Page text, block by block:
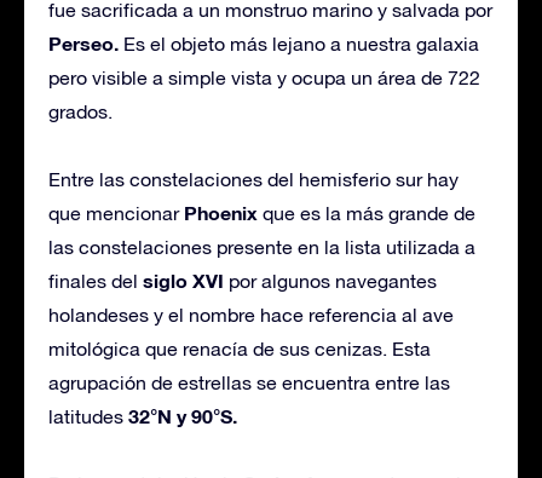
fue sacrificada a un monstruo marino y salvada por
Perseo. Es el objeto más lejano a nuestra galaxia
pero visible a simple vista y ocupa un área de 722
grados.
Entre las constelaciones del hemisferio sur hay
que mencionar Phoenix que es la más grande de
las constelaciones presente en la lista utilizada a
finales del siglo XVI por algunos navegantes
holandeses y el nombre hace referencia al ave
mitológica que renacía de sus cenizas. Esta
agrupación de estrellas se encuentra entre las
latitudes 32°N y 90°S.